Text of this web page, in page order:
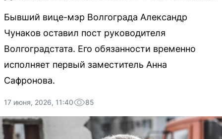
Бывший вице-мэр Волгограда Александр
Чунаков оставил пост руководителя
Волгоградстата. Его обязанности временно
исполняет первый заместитель Анна
Сафронова.
17 июня, 2026, 11:40 85